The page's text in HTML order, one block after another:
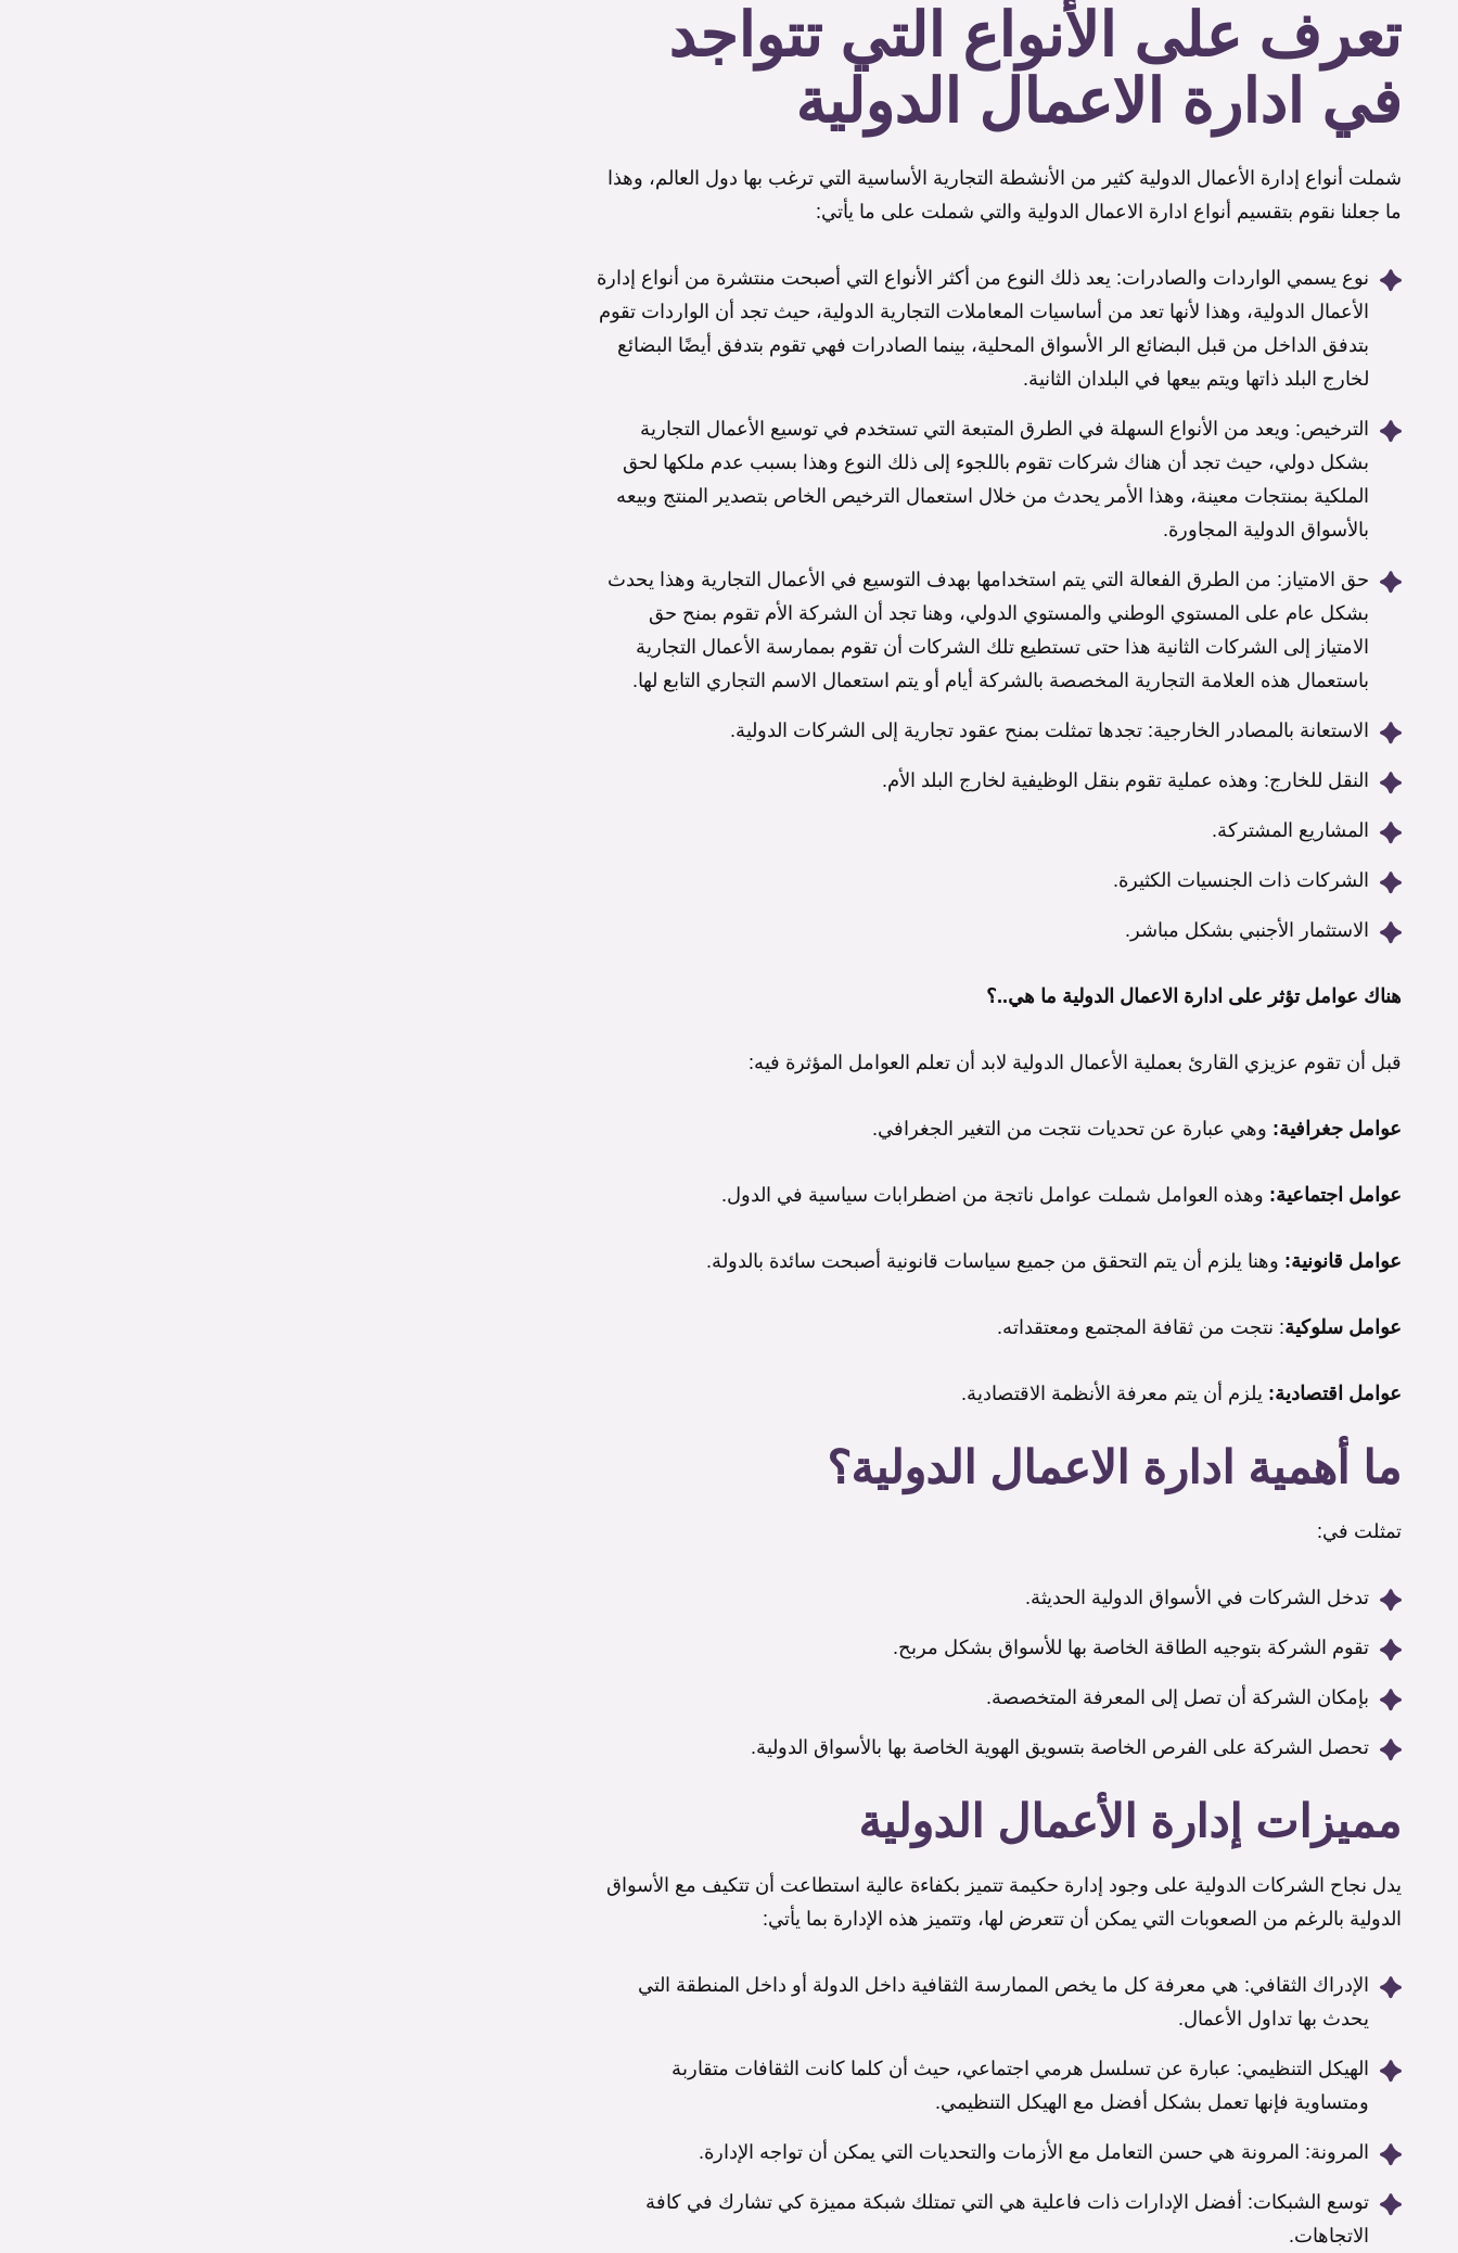
تعرف على الأنواع التي تتواجد
في ادارة الاعمال الدولية
شملت أنواع إدارة الأعمال الدولية كثير من الأنشطة التجارية الأساسية التي ترغب بها دول العالم، وهذا
ما جعلنا نقوم بتقسيم أنواع ادارة الاعمال الدولية والتي شملت على ما يأتي:
نوع يسمي الواردات والصادرات: يعد ذلك النوع من أكثر الأنواع التي أصبحت منتشرة من أنواع إدارة
الأعمال الدولية، وهذا لأنها تعد من أساسيات المعاملات التجارية الدولية، حيث تجد أن الواردات تقوم
بتدفق الداخل من قبل البضائع الر الأسواق المحلية، بينما الصادرات فهي تقوم بتدفق أيضًا البضائع
لخارج البلد ذاتها ويتم بيعها في البلدان الثانية.
الترخيص: ويعد من الأنواع السهلة في الطرق المتبعة التي تستخدم في توسيع الأعمال التجارية
بشكل دولي، حيث تجد أن هناك شركات تقوم باللجوء إلى ذلك النوع وهذا بسبب عدم ملكها لحق
الملكية بمنتجات معينة، وهذا الأمر يحدث من خلال استعمال الترخيص الخاص بتصدير المنتج وبيعه
بالأسواق الدولية المجاورة.
حق الامتياز: من الطرق الفعالة التي يتم استخدامها بهدف التوسيع في الأعمال التجارية وهذا يحدث
بشكل عام على المستوي الوطني والمستوي الدولي، وهنا تجد أن الشركة الأم تقوم بمنح حق
الامتياز إلى الشركات الثانية هذا حتى تستطيع تلك الشركات أن تقوم بممارسة الأعمال التجارية
باستعمال هذه العلامة التجارية المخصصة بالشركة أيام أو يتم استعمال الاسم التجاري التابع لها.
الاستعانة بالمصادر الخارجية: تجدها تمثلت بمنح عقود تجارية إلى الشركات الدولية.
النقل للخارج: وهذه عملية تقوم بنقل الوظيفية لخارج البلد الأم.
المشاريع المشتركة.
الشركات ذات الجنسيات الكثيرة.
الاستثمار الأجنبي بشكل مباشر.
هناك عوامل تؤثر على ادارة الاعمال الدولية ما هي..؟
قبل أن تقوم عزيزي القارئ بعملية الأعمال الدولية لابد أن تعلم العوامل المؤثرة فيه:
عوامل جغرافية: وهي عبارة عن تحديات نتجت من التغير الجغرافي.
عوامل اجتماعية: وهذه العوامل شملت عوامل ناتجة من اضطرابات سياسية في الدول.
عوامل قانونية: وهنا يلزم أن يتم التحقق من جميع سياسات قانونية أصبحت سائدة بالدولة.
عوامل سلوكية: نتجت من ثقافة المجتمع ومعتقداته.
عوامل اقتصادية: يلزم أن يتم معرفة الأنظمة الاقتصادية.
ما أهمية ادارة الاعمال الدولية؟
تمثلت في:
تدخل الشركات في الأسواق الدولية الحديثة.
تقوم الشركة بتوجيه الطاقة الخاصة بها للأسواق بشكل مربح.
بإمكان الشركة أن تصل إلى المعرفة المتخصصة.
تحصل الشركة على الفرص الخاصة بتسويق الهوية الخاصة بها بالأسواق الدولية.
مميزات إدارة الأعمال الدولية
يدل نجاح الشركات الدولية على وجود إدارة حكيمة تتميز بكفاءة عالية استطاعت أن تتكيف مع الأسواق
الدولية بالرغم من الصعوبات التي يمكن أن تتعرض لها، وتتميز هذه الإدارة بما يأتي:
الإدراك الثقافي: هي معرفة كل ما يخص الممارسة الثقافية داخل الدولة أو داخل المنطقة التي
يحدث بها تداول الأعمال.
الهيكل التنظيمي: عبارة عن تسلسل هرمي اجتماعي، حيث أن كلما كانت الثقافات متقاربة
ومتساوية فإنها تعمل بشكل أفضل مع الهيكل التنظيمي.
المرونة: المرونة هي حسن التعامل مع الأزمات والتحديات التي يمكن أن تواجه الإدارة.
توسع الشبكات: أفضل الإدارات ذات فاعلية هي التي تمتلك شبكة مميزة كي تشارك في كافة
الاتجاهات.